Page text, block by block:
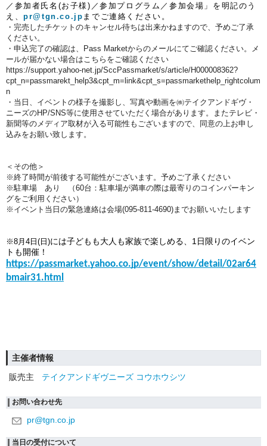
／参加者氏名(お子様)／参加プログラム／参加会場」を明記のう
え、pr@tgn.co.jp までご連絡ください。
・完売したチケットのキャンセル待ちは出来かねますので、予めご了承
ください。
・申込完了の確認は、Pass Marketからのメールにてご確認ください。メ
ールが届かない場合はこちらをご確認ください
https://support.yahoo-net.jp/SccPassmarket/s/article/H000008362?
cpt_n=passmarekt_help3&cpt_m=link&cpt_s=passmarkethelp_rightcolum
n
・当日、イベントの様子を撮影し、写真や動画を㈱テイクアンドギヴ・
ニーズのHP/SNS等に使用させていただく場合があります。またテレビ・
新聞等のメディア取材が入る可能性もございますので、同意の上お申し
込みをお願い致します。
＜その他＞
※終了時間が前後する可能性がございます。予めご了承ください
※駐車場 あり （60台：駐車場が満車の際は最寄りのコインパーキン
グをご利用ください）
※イベント当日の緊急連絡は会場(095-811-4690)までお願いいたします
※8月4日(日)には子どもも大人も家族で楽しめる、1日限りのイベン
トも開催！
https://passmarket.yahoo.co.jp/event/show/detail/02ar64
bmair31.html
主催者情報
販売主
テイクアンドギヴニーズ コウホウシツ
お問い合わせ先
pr@tgn.co.jp
当日の受付について